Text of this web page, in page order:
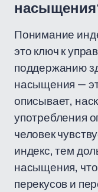
Понимание
это ключ к
поддержанию
насыщения —
описывает,
употребления
человек
индекс, тем
насыщения,
перекусов и